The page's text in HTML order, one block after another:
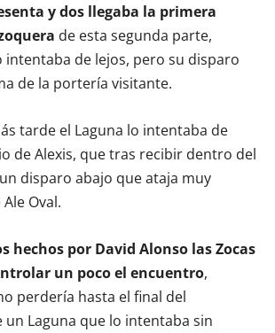
y dos llegaba la primera
de esta segunda parte,
intentaba de lejos, pero su disparo
de la portería visitante.
tarde el Laguna lo intentaba de
de Alexis, que tras recibir dentro del
disparo abajo que ataja muy
Oval.
hechos por David Alonso las Zocas
un poco el encuentro,
perdería hasta el final del
Laguna que lo intentaba sin